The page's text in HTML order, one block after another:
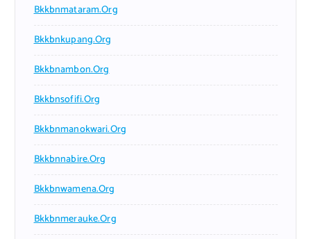
Bkkbnmataram.org
Bkkbnkupang.org
Bkkbnambon.org
Bkkbnsofifi.org
Bkkbnmanokwari.org
Bkkbnnabire.org
Bkkbnwamena.org
Bkkbnmerauke.org